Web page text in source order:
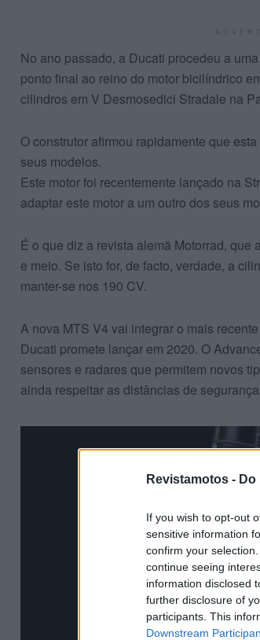
Revistamotos -
If you wish to opt-out
sensitive information
confirm your
continue seeing
information disclosed
further disclosure of
participants. This
Downstream
No ano passado, a Ducati procedeu a
ponto final ao reino do motor bicilíndrico
cilindros em V Desmosedici Stradale na
O construtor afirmou rapidamente que
seus modelos.
Este motor foi recentemente lançado na
adaptar este motor a um outro dos seus
É o que diz a revista alemã Motorrad,
e meio. Se isto for, de facto, verdade, a
manter-se nos 190 CV.
A nova MTS V4 vai integrar o mais
Ducati promete lançar em 2020. O
sensores e radares que permitem novos
ainda respeitar as distâncias de